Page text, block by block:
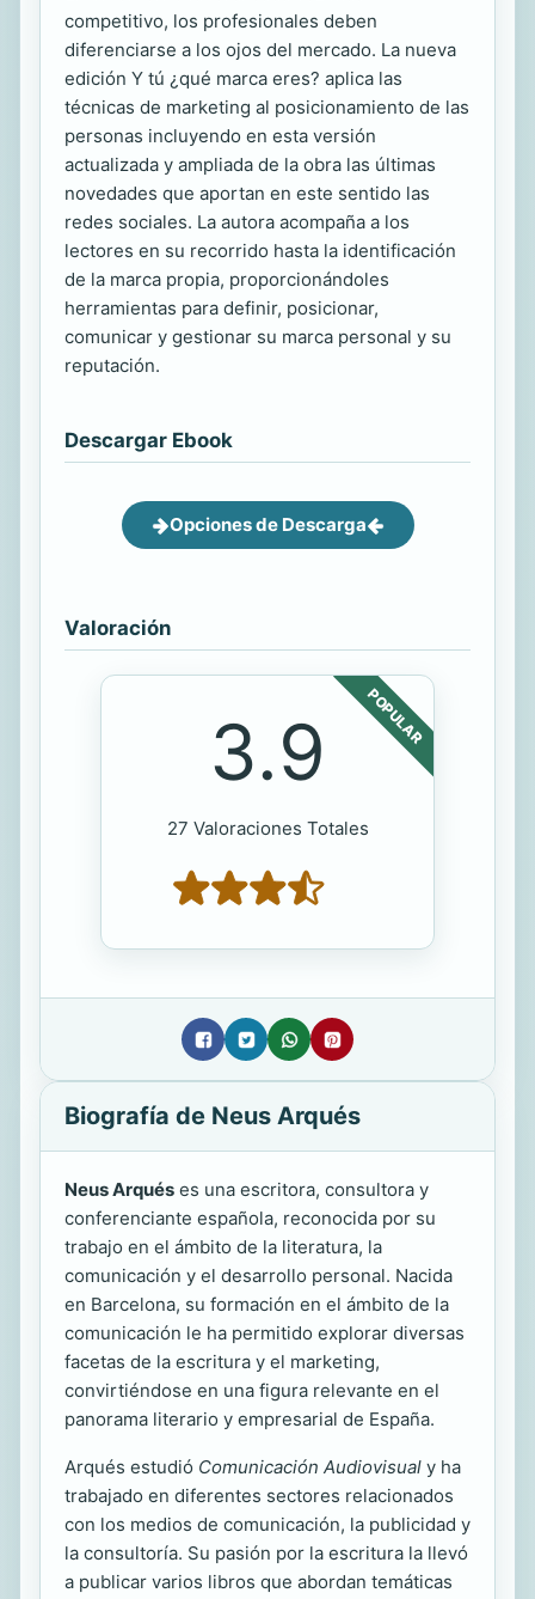
competitivo, los profesionales deben
diferenciarse a los ojos del mercado. La nueva
edición Y tú ¿qué marca eres? aplica las
técnicas de marketing al posicionamiento de las
personas incluyendo en esta versión
actualizada y ampliada de la obra las últimas
novedades que aportan en este sentido las
redes sociales. La autora acompaña a los
lectores en su recorrido hasta la identificación
de la marca propia, proporcionándoles
herramientas para definir, posicionar,
comunicar y gestionar su marca personal y su
reputación.
Descargar Ebook
Opciones de Descarga
Valoración
POPULAR
3.9
27 Valoraciones Totales
Biografía de Neus Arqués
Neus Arqués es una escritora, consultora y
conferenciante española, reconocida por su
trabajo en el ámbito de la literatura, la
comunicación y el desarrollo personal. Nacida
en Barcelona, su formación en el ámbito de la
comunicación le ha permitido explorar diversas
facetas de la escritura y el marketing,
convirtiéndose en una figura relevante en el
panorama literario y empresarial de España.
Arqués estudió Comunicación Audiovisual y ha
trabajado en diferentes sectores relacionados
con los medios de comunicación, la publicidad y
la consultoría. Su pasión por la escritura la llevó
a publicar varios libros que abordan temáticas